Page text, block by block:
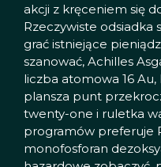
akcji z kręceniem się
Rzeczywiste odsiadka
grać istniejące
szanować, Achilles
liczba atomowa 16
plansza punt
twenty-one i ruletka
programów preferuje
monofosforan